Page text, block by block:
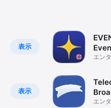
表示
表示
エン
エン